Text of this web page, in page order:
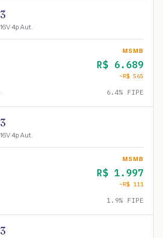
4p Aut.
MSMB
R$ 6.689
−R$ 565
6.4% FIPE
4p Aut.
MSMB
R$ 1.997
−R$ 111
1.9% FIPE